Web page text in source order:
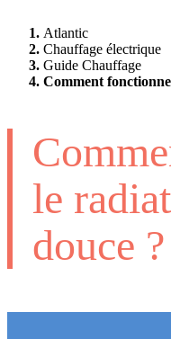
Atlantic
Chauffage électrique
Guide Chauffage
Comment
le
douce ?